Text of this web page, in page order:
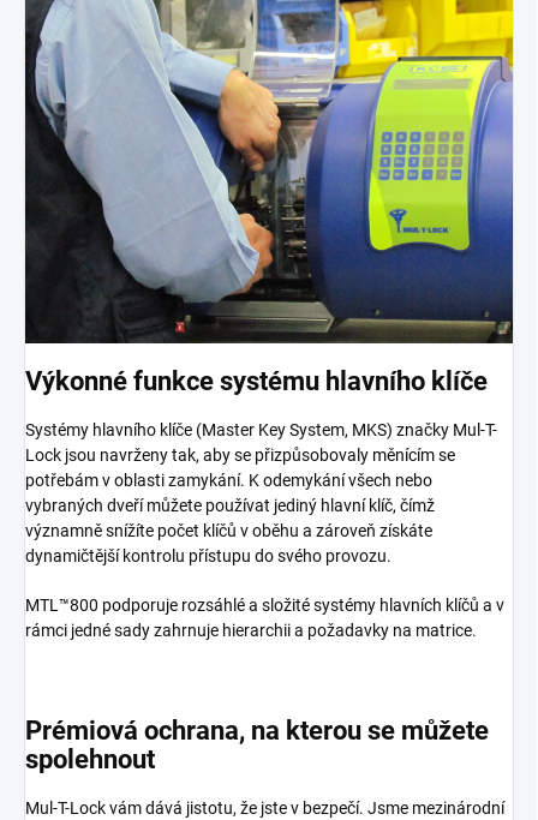
Výkonné funkce systému hlavního klíče
Systémy hlavního klíče (Master Key System, MKS) značky Mul-T-
Lock jsou navrženy tak, aby se přizpůsobovaly měnícím se
potřebám v oblasti zamykání. K odemykání všech nebo
vybraných dveří můžete používat jediný hlavní klíč, čímž
významně snížíte počet klíčů v oběhu a zároveň získáte
dynamičtější kontrolu přístupu do svého provozu.
MTL™800 podporuje rozsáhlé a složité systémy hlavních klíčů a v
rámci jedné sady zahrnuje hierarchii a požadavky na matrice.
Prémiová ochrana, na kterou se můžete
spolehnout
Mul-T-Lock vám dává jistotu, že jste v bezpečí. Jsme mezinárodní